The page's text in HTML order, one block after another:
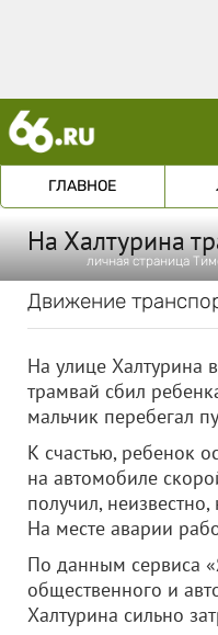
ГЛАВНОЕ
На Халтурина
личная страница
Движение
На улице Халтурина
трамвай сбил
мальчик перебегал
К счастью, ребенок
на автомобиле
получил,
На месте аварии
По данным сервиса
общественного и
Халтурина